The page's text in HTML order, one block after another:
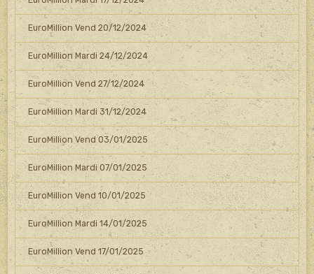
EuroMillion Vend 20/12/2024
EuroMillion Mardi 24/12/2024
EuroMillion Vend 27/12/2024
EuroMillion Mardi 31/12/2024
EuroMillion Vend 03/01/2025
EuroMillion Mardi 07/01/2025
EuroMillion Vend 10/01/2025
EuroMillion Mardi 14/01/2025
EuroMillion Vend 17/01/2025